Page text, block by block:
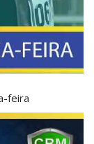
feira